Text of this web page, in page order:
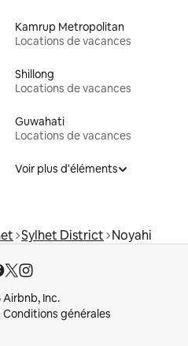
Kamrup Metropolitan
Locations de vacances
Shillong
Locations de vacances
Guwahati
Locations de vacances
Voir plus d'éléments
Sylhet District Noyahi
Inc.
Conditions générales